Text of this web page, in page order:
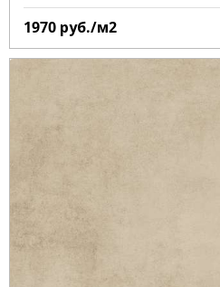
1970 руб./м2